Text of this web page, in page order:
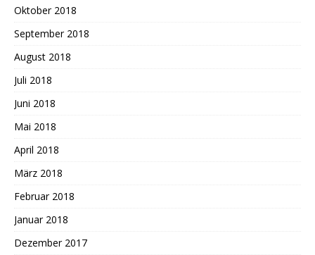
Oktober 2018
September 2018
August 2018
Juli 2018
Juni 2018
Mai 2018
April 2018
März 2018
Februar 2018
Januar 2018
Dezember 2017